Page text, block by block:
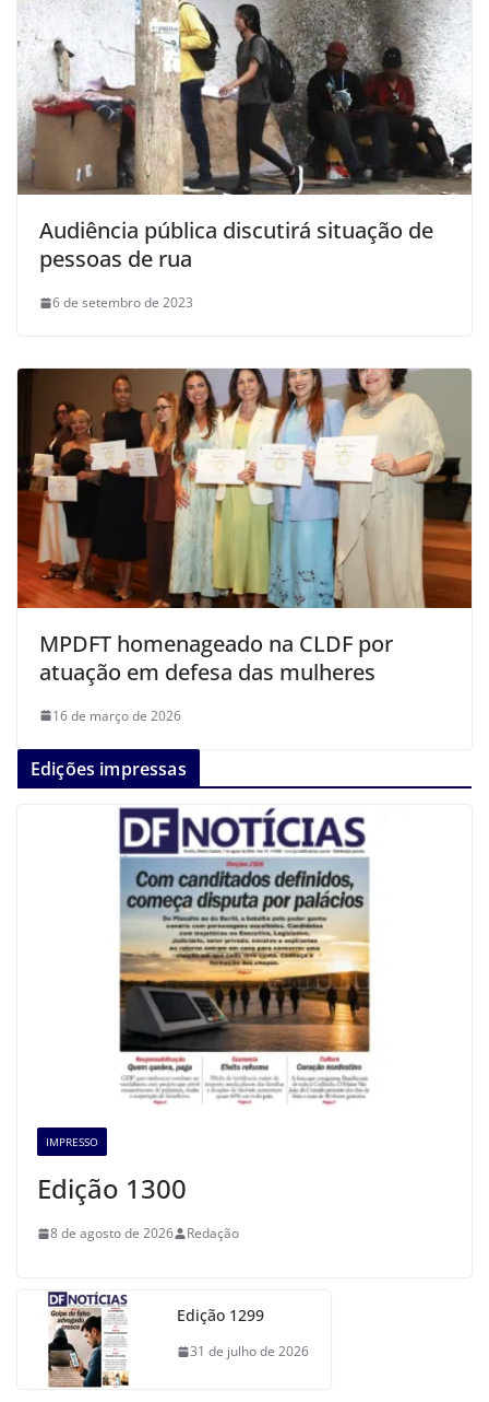
Audiência pública discutirá situação de
pessoas de rua
6 de setembro de 2023
MPDFT homenageado na CLDF por
atuação em defesa das mulheres
16 de março de 2026
Edições impressas
IMPRESSO
Edição 1300
8 de agosto de 2026 Redação
Edição 1299
31 de julho de 2026